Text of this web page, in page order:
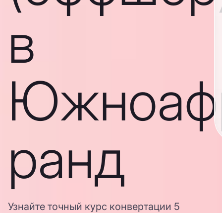
в
ранд
Узнайте точный курс конвертации 5